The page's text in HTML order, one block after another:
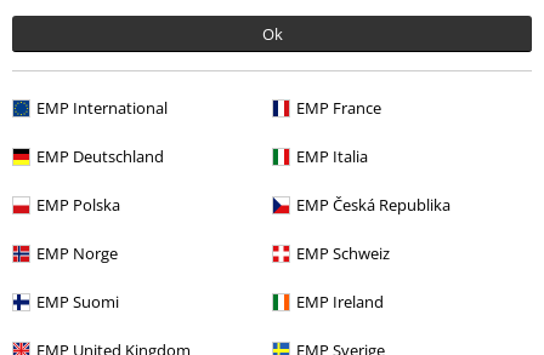
Ok
EMP International EMP France
EMP Deutschland EMP Italia
EMP Polska EMP Česká Republika
EMP Norge EMP Schweiz
EMP Suomi EMP Ireland
EMP United Kingdom EMP Sverige
5
Passform
5
Kommentieren
1 Kommentar
Jürgen S.